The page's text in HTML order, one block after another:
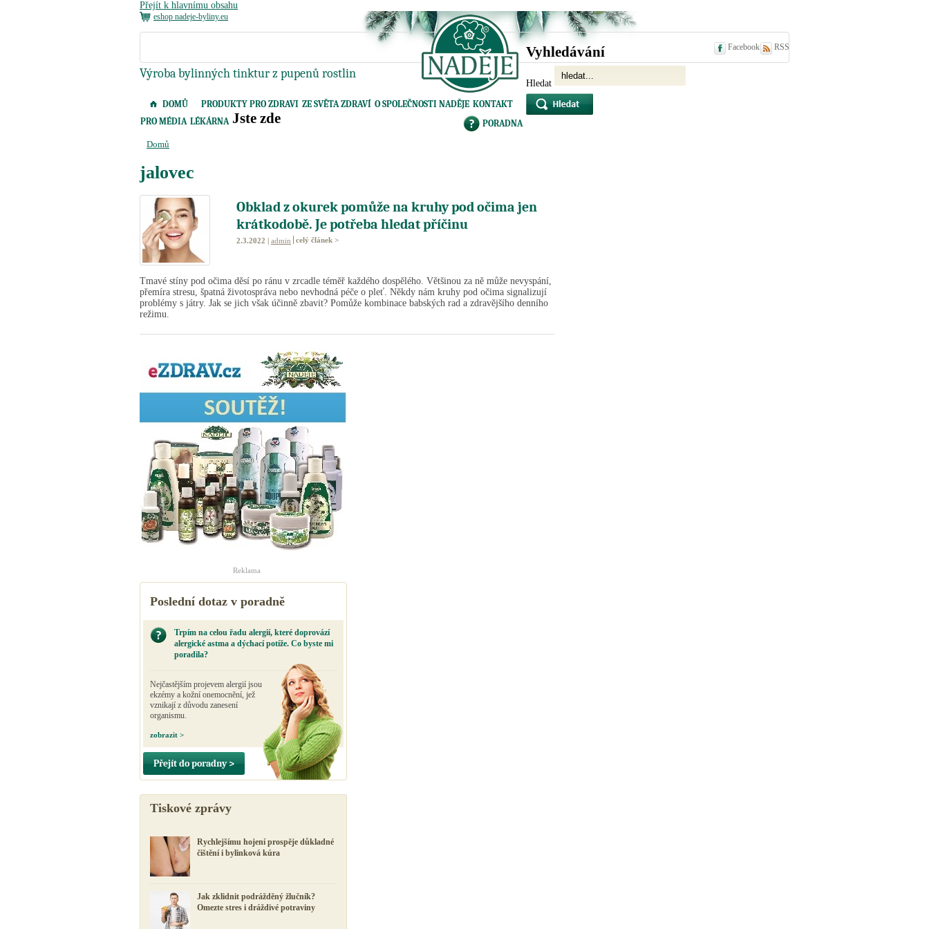
Přejít k hlavnímu obsahu
eshop nadeje-byliny.eu
Výroba bylinných tinktur z pupenů rostlin
Facebook RSS
Vyhledávání
Hledat
DOMŮ PRODUKTY PRO ZDRAVI ZE SVĚTA ZDRAVÍ O SPOLEČNOSTI NADĚJE KONTAKT
PRO MÉDIA LÉKÁRNA PORADNA
Jste zde
Domů
jalovec
Obklad z okurek pomůže na kruhy pod očima jen
krátkodobě. Je potřeba hledat příčinu
2.3.2022 | admin celý článek >
Tmavé stíny pod očima děsí po ránu v zrcadle téměř každého dospělého. Většinou za ně může nevyspání,
přemíra stresu, špatná životospráva nebo nevhodná péče o pleť. Někdy nám kruhy pod očima signalizují
problémy s játry. Jak se jich však účinně zbavit? Pomůže kombinace babských rad a zdravějšího denního
režimu.
Reklama
Poslední dotaz v poradně
Trpím na celou řadu alergií, které doprovází
alergické astma a dýchací potíže. Co byste mi
poradila?
Nejčastějším projevem alergií jsou
ekzémy a kožní onemocnění, jež
vznikají z důvodu zanesení
organismu.
zobrazit >
Přejít do poradny >
Tiskové zprávy
Rychlejšímu hojení prospěje důkladné
čištění i bylinková kúra
Jak zklidnit podrážděný žlučník?
Omezte stres i dráždivé potraviny